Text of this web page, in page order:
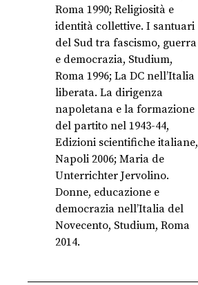
Roma 1990; Religiosità e
identità collettive. I santuari
del Sud tra fascismo, guerra
e democrazia, Studium,
Roma 1996; La DC nell’Italia
liberata. La dirigenza
napoletana e la formazione
del partito nel 1943-44,
Edizioni scientifiche italiane,
Napoli 2006; Maria de
Unterrichter Jervolino.
Donne, educazione e
democrazia nell’Italia del
Novecento, Studium, Roma
2014.